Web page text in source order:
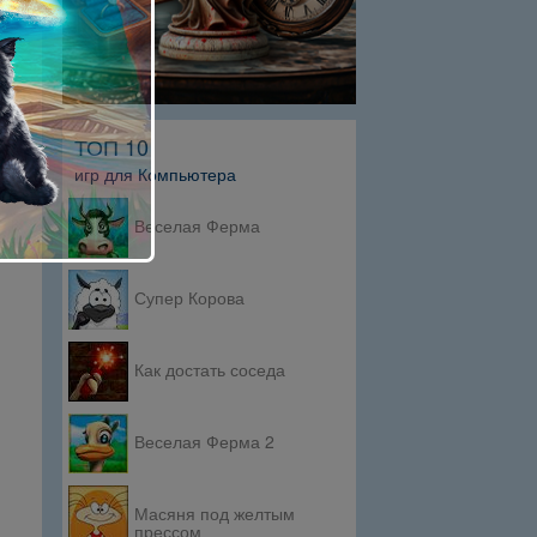
ТОП 10
игр для Компьютера
Веселая Ферма
Супер Корова
Как достать соседа
Веселая Ферма 2
Масяня под желтым
прессом